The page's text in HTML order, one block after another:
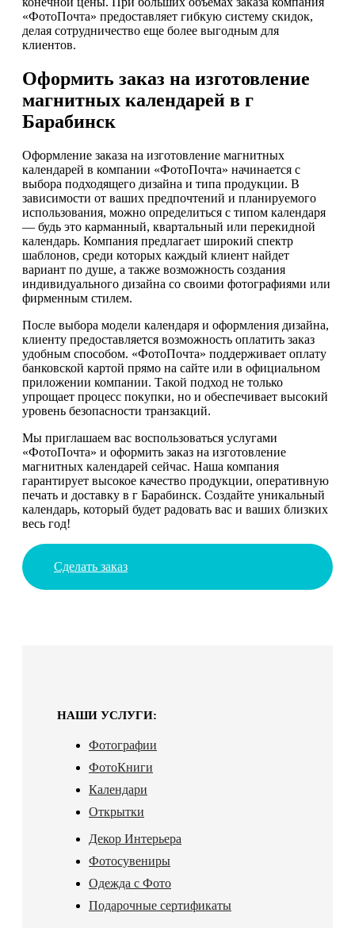
«ФотоПочта» предоставляет гибкую систему скидок,
делая сотрудничество еще более выгодным для
клиентов.
Оформить заказ на изготовление
магнитных календарей в г
Барабинск
Оформление заказа на изготовление магнитных
календарей в компании «ФотоПочта» начинается с
выбора подходящего дизайна и типа продукции. В
зависимости от ваших предпочтений и планируемого
использования, можно определиться с типом календаря
— будь это карманный, квартальный или перекидной
календарь. Компания предлагает широкий спектр
шаблонов, среди которых каждый клиент найдет
вариант по душе, а также возможность создания
индивидуального дизайна со своими фотографиями или
фирменным стилем.
После выбора модели календаря и оформления дизайна,
клиенту предоставляется возможность оплатить заказ
удобным способом. «ФотоПочта» поддерживает оплату
банковской картой прямо на сайте или в официальном
приложении компании. Такой подход не только
упрощает процесс покупки, но и обеспечивает высокий
уровень безопасности транзакций.
Мы приглашаем вас воспользоваться услугами
«ФотоПочта» и оформить заказ на изготовление
магнитных календарей сейчас. Наша компания
гарантирует высокое качество продукции, оперативную
печать и доставку в г Барабинск. Создайте уникальный
календарь, который будет радовать вас и ваших близких
весь год!
Сделать заказ
НАШИ УСЛУГИ:
Фотографии
ФотоКниги
Календари
Открытки
Декор Интерьера
Фотосувениры
Одежда с Фото
Подарочные сертификаты